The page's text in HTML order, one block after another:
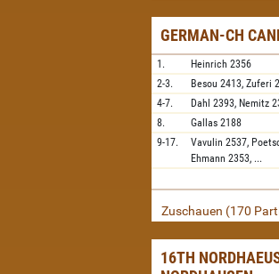
GERMAN-CH
1. Heinrich 2356
2-3.
Besou 2413,Zuferi
4-7.
Dahl 2393, Nemitz
8.
Gallas 2188
9-17.
Vavulin 2537,
Ehmann 2353, ...
Zuschauen (170
16TH